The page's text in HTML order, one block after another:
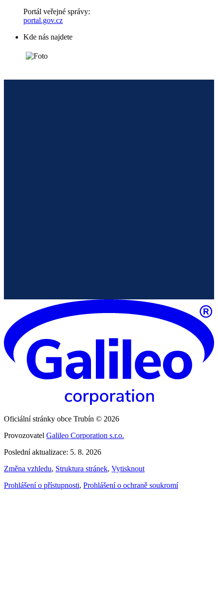
Portál veřejné správy:
portal.gov.cz
Kde nás najdete
Oficiální stránky obce Trubín © 2026
Provozovatel Galileo Corporation s.r.o.
Poslední aktualizace: 5. 8. 2026
Změna vzhledu, Struktura stránek, Vytisknout
Prohlášení o přístupnosti, Prohlášení o ochraně soukromí